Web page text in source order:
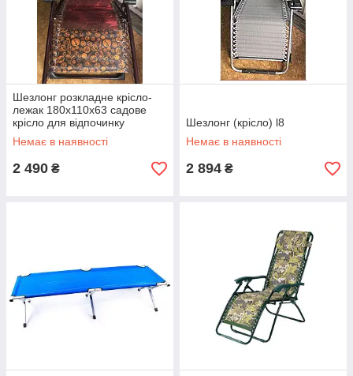
Шезлонг розкладне крісло-
лежак 180х110х63 садове
крісло для відпочинку
кемпінгове
Немає в наявності
2 490 ₴
Шезлонг (крісло) l8
Немає в наявності
2 894 ₴